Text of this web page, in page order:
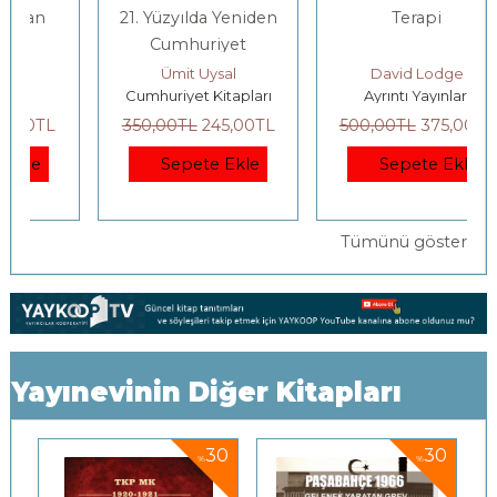
21. Yüzyılda Yeniden
Cumhuriyet
Ümit Uysal
Cumhuriyet Kitapları
TL 245,00TL
Sepete Ekle
David Lodge
Ayrıntı Yayınları
TL 375,00TL
Sepete Ekle
Tümünü göster
Yayınevinin Diğer Kitapları
%30 %30